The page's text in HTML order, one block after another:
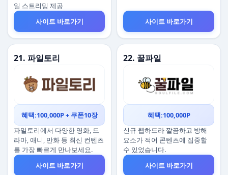
일 스트리밍 제공
사이트 바로가기
사이트 바로가기
21. 파일토리
혜택:100,000P + 쿠폰10장
파일토리에서 다양한 영화, 드
라마, 애니, 만화 등 최신 컨텐츠
를 가장 빠르게 만나보세요.
사이트 바로가기
22. 꿀파일
혜택:100,000P
신규 웹하드라 깔끔하고 방해
요소가 적어 콘텐츠에 집중할
수 있었습니다.
사이트 바로가기